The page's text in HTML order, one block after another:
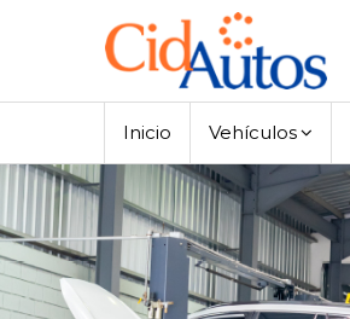
Inicio Vehículos